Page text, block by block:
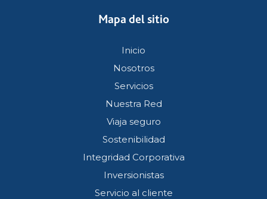
Mapa del sitio
Inicio
Nosotros
Servicios
Nuestra Red
Viaja seguro
Sostenibilidad
Integridad Corporativa
Inversionistas
Servicio al cliente